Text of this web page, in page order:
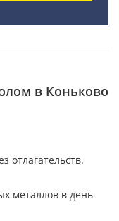
в Коньково
отлагательств.
металлов в день